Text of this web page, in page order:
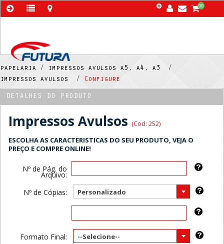
00
papelaria /
impressos avulsos a5, a4, a3 /
impressos avulsos /
Configure
DETALHES DO PRODUTO
Impressos Avulsos (Cod: 252)
ESCOLHA AS CARACTERISTICAS DO SEU PRODUTO, VEJA O
PREÇO E COMPRE ONLINE!
Nº de Pág. do
Arquivo:
Nº de Cópias:
Personalizado
Formato Final: --Selecione--